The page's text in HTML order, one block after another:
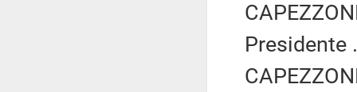
Presidente